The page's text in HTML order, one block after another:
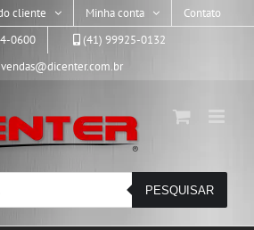
cliente Minha conta
Contato
0600
(41) 99925-0132
vendas@dicenter.com.br
PESQUISAR